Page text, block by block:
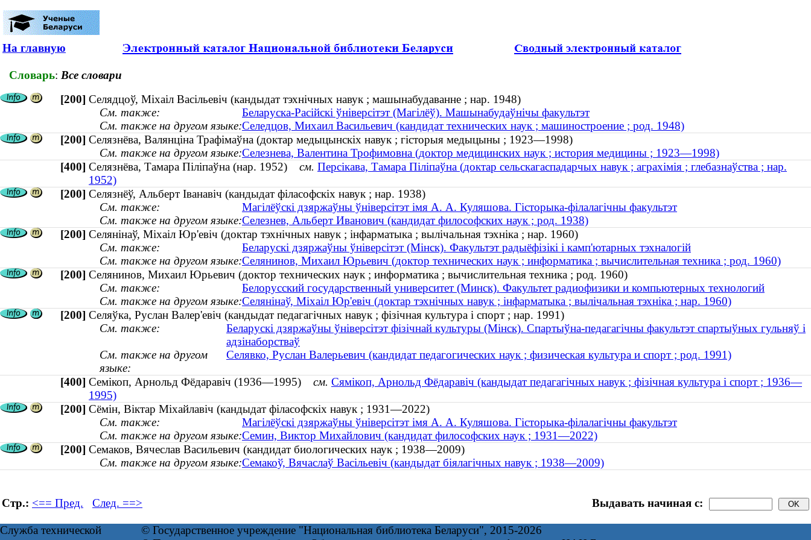
На главную
Словарь: Все словари
[200] Селядцоў, Міхаіл Васільевіч (кандыдат тэхнічных навук ; машынабудаванне ; нар. 1948)
См. также:
Беларуска-Расійскі ўніверсітэт (Магілёў). Машынабудаўнічы факультэт
См. также на другом языке:Селедцов, Михаил Васильевич (кандидат технических наук ; машиностроение ; род. 1948)
[200] Селязнёва, Валянціна Трафімаўна (доктар медыцынскіх навук ; гісторыя медыцыны ; 1923—1998)
См. также на другом языке:Селезнева, Валентина Трофимовна (доктор медицинских наук ; история медицины ; 1923—1998)
[400] Селязнёва, Тамара Піліпаўна (нар. 1952) см. Персікава, Тамара Піліпаўна (доктар сельскагаспадарчых навук ; аграхімія ; глебазнаўства ; нар.
1952)
[200] Селязнёў, Альберт Іванавіч (кандыдат філасофскіх навук ; нар. 1938)
См. также:
Магілёўскі дзяржаўны ўніверсітэт імя А. А. Куляшова. Гісторыка-філалагічны факультэт
См. также на другом языке:Селезнев, Альберт Иванович (кандидат философских наук ; род. 1938)
[200] Селянінаў, Міхаіл Юр'евіч (доктар тэхнічных навук ; інфарматыка ; вылічальная тэхніка ; нар. 1960)
См. также:
Беларускі дзяржаўны ўніверсітэт (Мінск). Факультэт радыёфізікі і камп'ютарных тэхналогій
См. также на другом языке:Селянинов, Михаил Юрьевич (доктор технических наук ; информатика ; вычислительная техника ; род. 1960)
[200] Селянинов, Михаил Юрьевич (доктор технических наук ; информатика ; вычислительная техника ; род. 1960)
См. также:
Белорусский государственный университет (Минск). Факультет радиофизики и компьютерных технологий
См. также на другом языке:Селянінаў, Міхаіл Юр'евіч (доктар тэхнічных навук ; інфарматыка ; вылічальная тэхніка ; нар. 1960)
[200] Селяўка, Руслан Валер'евіч (кандыдат педагагічных навук ; фізічная культура і спорт ; нар. 1991)
См. также:
Беларускі дзяржаўны ўніверсітэт фізічнай культуры (Мінск). Спартыўна-педагагічны факультэт спартыўных гульняў і
адзінаборстваў
См. также на другом
языке:
Селявко, Руслан Валерьевич (кандидат педагогических наук ; физическая культура и спорт ; род. 1991)
[400] Семікоп, Арнольд Фёдаравіч (1936—1995) см. Сямікоп, Арнольд Фёдаравіч (кандыдат педагагічных навук ; фізічная культура і спорт ; 1936—
1995)
[200] Сёмін, Віктар Міхайлавіч (кандыдат філасофскіх навук ; 1931—2022)
См. также:
Магілёўскі дзяржаўны ўніверсітэт імя А. А. Куляшова. Гісторыка-філалагічны факультэт
См. также на другом языке:Семин, Виктор Михайлович (кандидат философских наук ; 1931—2022)
[200] Семаков, Вячеслав Васильевич (кандидат биологических наук ; 1938—2009)
См. также на другом языке:Семакоў, Вячаслаў Васільевіч (кандыдат біялагічных навук ; 1938—2009)
Стр.: <== Пред. След. ==> Выдавать начиная с:
Служба технической
© Государственное учреждение "Национальная библиотека Беларуси", 2015-2026